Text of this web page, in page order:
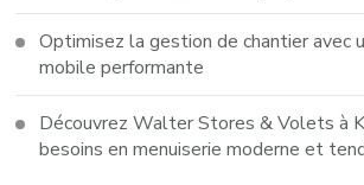
Optimisez la gestion de chantier avec
mobile performante
Découvrez Walter Stores & Volets à
besoins en menuiserie moderne et